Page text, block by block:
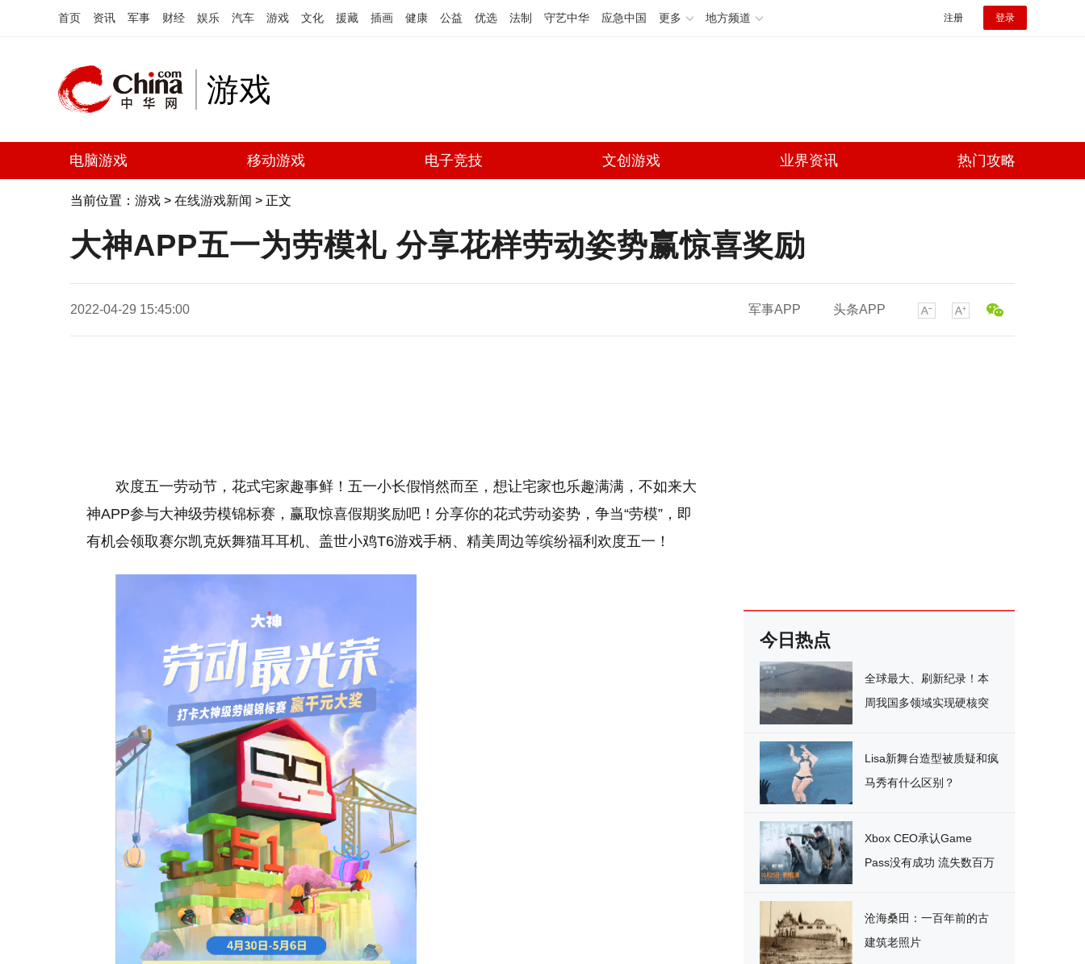
首页 资讯 军事 财经 娱乐 汽车 游戏 文化 援藏 插画 健康 公益 优选 法制 守艺中华 应急中国 更多 地方频道 注册 登录
游戏
电脑游戏 移动游戏 电子竞技 文创游戏 业界资讯 热门攻略
当前位置： 游戏 > 在线游戏新闻 > 正文
大神APP五一为劳模礼 分享花样劳动姿势赢惊喜奖励
2022-04-29 15:45:00 军事APP 头条APP
欢度五一劳动节，花式宅家趣事鲜！五一小长假悄然而至，想让宅家也乐趣满满，不如来大
神APP参与大神级劳模锦标赛，赢取惊喜假期奖励吧！分享你的花式劳动姿势，争当“劳模”，即
有机会领取赛尔凯克妖舞猫耳耳机、盖世小鸡T6游戏手柄、精美周边等缤纷福利欢度五一！
今日热点
全球最大、刷新纪录！本
周我国多领域实现硬核突
Lisa新舞台造型被质疑和疯
马秀有什么区别？
Xbox CEO承认Game
Pass没有成功 流失数百万
沧海桑田：一百年前的古
建筑老照片